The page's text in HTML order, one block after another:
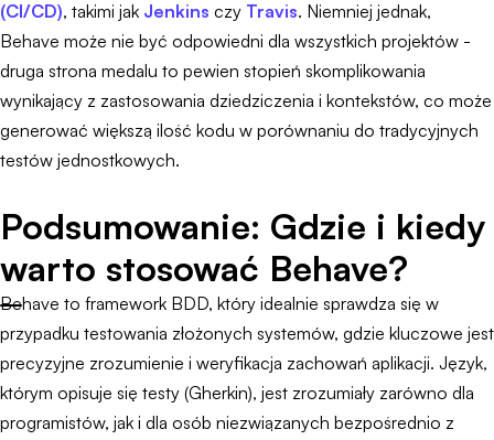
(CI/CD), takimi jak Jenkins czy Travis. Niemniej jednak,
Behave może nie być odpowiedni dla wszystkich projektów -
druga strona medalu to pewien stopień skomplikowania
wynikający z zastosowania dziedziczenia i kontekstów, co może
generować większą ilość kodu w porównaniu do tradycyjnych
testów jednostkowych.
Podsumowanie: Gdzie i kiedy
warto stosować Behave?
Behave to framework BDD, który idealnie sprawdza się w
przypadku testowania złożonych systemów, gdzie kluczowe jest
precyzyjne zrozumienie i weryfikacja zachowań aplikacji. Język,
którym opisuje się testy (Gherkin), jest zrozumiały zarówno dla
programistów, jak i dla osób niezwiązanych bezpośrednio z